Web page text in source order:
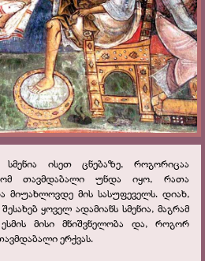
ისეთ ცნებაზე, როგორიცაა
თავმდაბალი უნდა იყო, რათა
მის სასუფეველს. დიახ,
ყოველ ადამიანს სმენია, მაგრამ
მისი მნიშვნელობა და, როგორ
ერქვას.